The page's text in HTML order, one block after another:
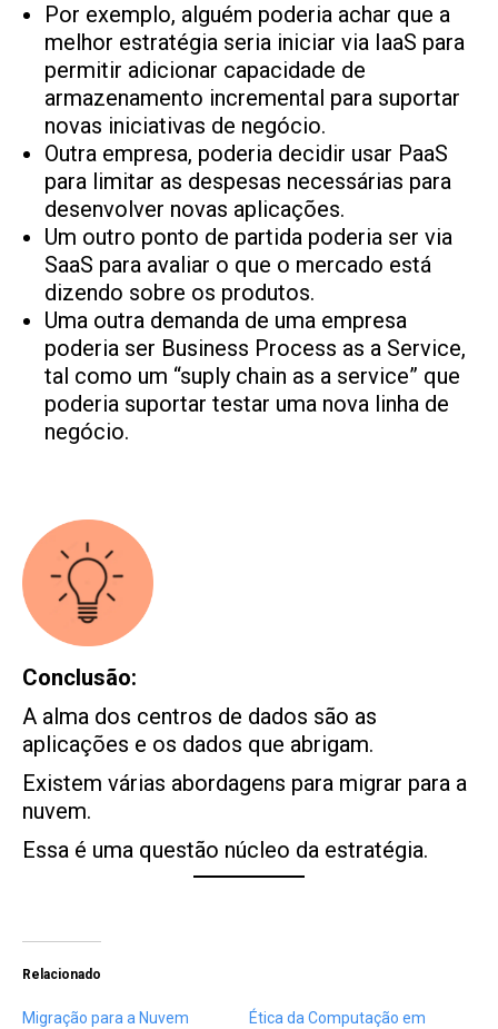
Por exemplo, alguém poderia achar que a
melhor estratégia seria iniciar via IaaS para
permitir adicionar capacidade de
armazenamento incremental para suportar
novas iniciativas de negócio.
Outra empresa, poderia decidir usar PaaS
para limitar as despesas necessárias para
desenvolver novas aplicações.
Um outro ponto de partida poderia ser via
SaaS para avaliar o que o mercado está
dizendo sobre os produtos.
Uma outra demanda de uma empresa
poderia ser Business Process as a Service,
tal como um “suply chain as a service” que
poderia suportar testar uma nova linha de
negócio.
Conclusão:
A alma dos centros de dados são as
aplicações e os dados que abrigam.
Existem várias abordagens para migrar para a
nuvem.
Essa é uma questão núcleo da estratégia.
Relacionado
Migração para a Nuvem Ética da Computação em